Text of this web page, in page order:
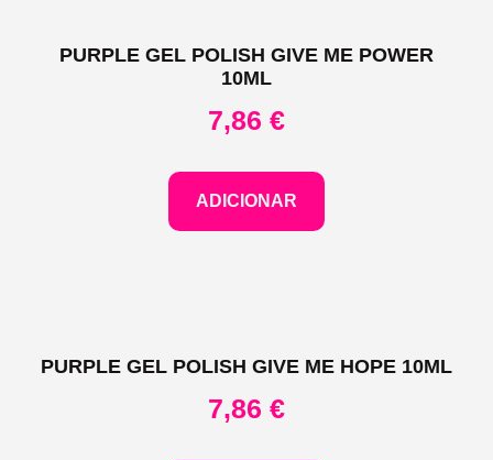
PURPLE GEL POLISH GIVE ME POWER
10ML
7,86 €
ADICIONAR
PURPLE GEL POLISH GIVE ME HOPE 10ML
7,86 €